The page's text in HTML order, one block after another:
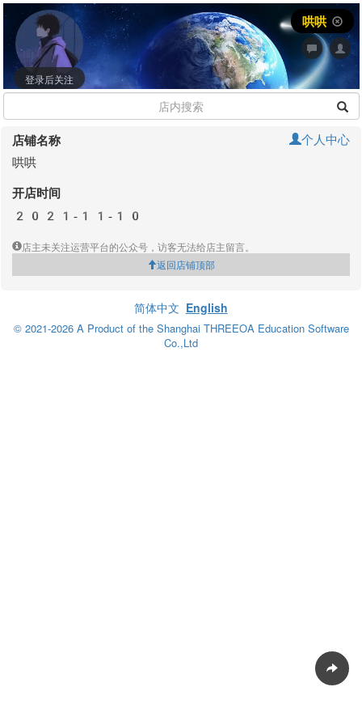
登录后关注
哄哄
店铺名称 个人中心
哄哄
开店时间
2021-11-10
店主未关注运营平台的公众号，访客无法给店主留言。
返回店铺顶部
简体中文 English
© 2021-2026 A Product of the Shanghai THREEOA Education Software
Co.,Ltd